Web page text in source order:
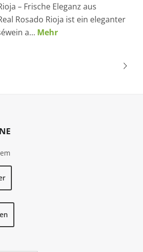
– Frische Eleganz aus
Rosado Rioja ist ein eleganter
a… Mehr